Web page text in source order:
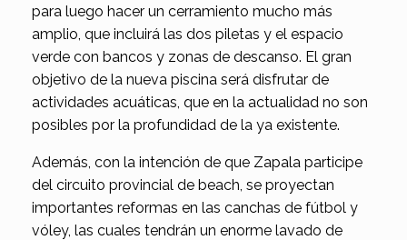
para luego hacer un cerramiento mucho más
amplio, que incluirá las dos piletas y el espacio
verde con bancos y zonas de descanso. El gran
objetivo de la nueva piscina será disfrutar de
actividades acuáticas, que en la actualidad no son
posibles por la profundidad de la ya existente.
Además, con la intención de que Zapala participe
del circuito provincial de beach, se proyectan
importantes reformas en las canchas de fútbol y
vóley, las cuales tendrán un enorme lavado de